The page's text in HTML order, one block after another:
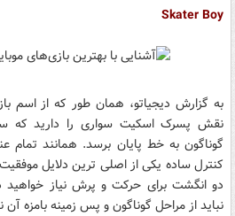
Skater Boy
نقش پسرک اسکیت سواری را دارید که
گوناگون به خط پایان برسد. همانند تمام
کنترل ساده یکی از اصلی ترین دلایل
دو انگشت برای حرکت و پرش نیاز خواهید
نباید از مراحل گوناگون و پس زمینه بامزه